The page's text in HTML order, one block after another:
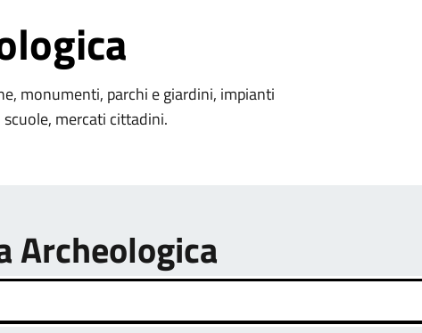
monumenti, parchi e giardini, impianti
mercati cittadini.
Archeologica